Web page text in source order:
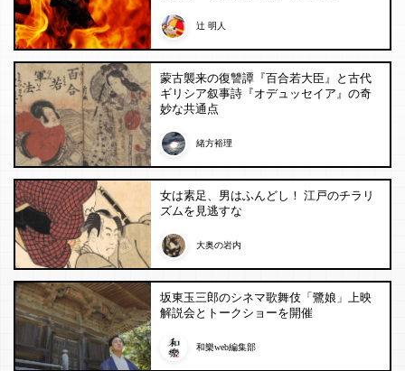
辻 明人
蒙古襲来の復讐譚『百合若大臣』と古代
ギリシア叙事詩『オデュッセイア』の奇
妙な共通点
緒方裕理
女は素足、男はふんどし！ 江戸のチラリ
ズムを見逃すな
大奥の岩内
坂東玉三郎のシネマ歌舞伎「鷺娘」上映
解説会とトークショーを開催
和樂web編集部